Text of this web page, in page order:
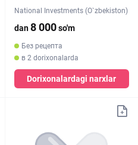
National Investments (O`zbekiston)
dan8 000so'm
Без рецепта
в 2 dorixonalarda
Dorixonalardagi narxlar